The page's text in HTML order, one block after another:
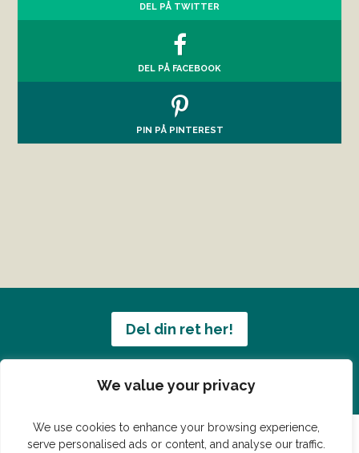
We value your privacy
We use cookies to enhance your browsing experience,
serve personalised ads or content, and analyse our traffic.
DEL PÅ TWITTER
DEL PÅ FACEBOOK
PIN PÅ PINTEREST
Del din ret her!
Har du en konge ret du vil dele?